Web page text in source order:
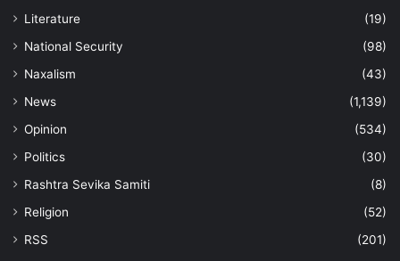
Literature
(19)
National Security
(98)
Naxalism
(43)
News
(1,139)
Opinion
(534)
Politics
(30)
Rashtra Sevika Samiti
(8)
Religion
(52)
RSS
(201)